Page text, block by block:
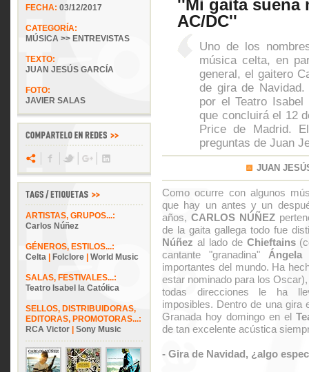
FECHA: 03/12/2017
CATEGORÍA:
MÚSICA >> ENTREVISTAS
TEXTO:
JUAN JESÚS GARCÍA
FOTO:
JAVIER SALAS
ARTISTAS, GRUPOS...:
Carlos Núñez
GÉNEROS, ESTILOS...:
Celta
Folclore World Music
SALAS, FESTIVALES...:
Teatro Isabel la Católica
SELLOS, DISTRIBUIDORAS,
EDITORAS, PROMOTORAS...:
RCA Victor
Sony Music
''Mi gaita suena
AC/DC''
Uno de los
música celta, en
general, el gaitero
de gira de
por el Teatro
que concluirá el 12
Price de Madrid.
preguntas de Juan
JUAN
Como ocurre con algunos
que hay un antes y un
años, CARLOS NÚÑEZ
de la gaita gallega todo fue
Núñez al lado de Chieftains
cantante "granadina" Ángela
importantes del mundo. Ha
estar nominado para los
todas direcciones le ha
imposibles. Dentro de una gira
Granada hoy domingo en el
de tan excelente acústica
- Gira de Navidad, ¿algo